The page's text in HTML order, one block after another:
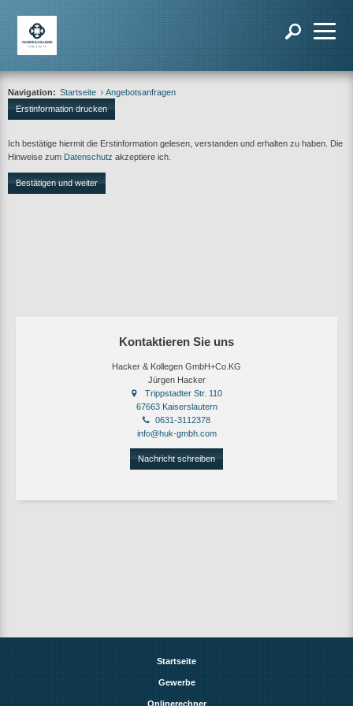
Kontaktieren Sie uns
Hacker & Kollegen GmbH+Co.KG
Jürgen Hacker
Trippstadter Str. 110
67663 Kaiserslautern
0631-3112378
info@huk-gmbh.com
Nachricht schreiben
Navigation: Startseite
Angebotsanfragen
Erstinformation drucken
Ich bestätige hiermit die Erstinformation gelesen, verstanden und erhalten zu haben. Die
Hinweise zum Datenschutz akzeptiere ich.
Bestätigen und weiter
Startseite
Gewerbe
Onlinerechner